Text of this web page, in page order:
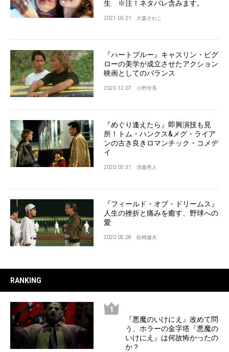
生 ※注！ネタバレ含みます。
2021.03.21 大森さわこ
『ハートブルー』キャスリン・ビグ
ローの美学が成立させたアクション
映画としてのバランス
2023.12.07 小野寺系
『めぐり逢えたら』即興演技も見
所！トム・ハンクス&メグ・ライア
ンの古き良きロマンチック・コメデ
イ
2020.03.31 清藤秀人
『フィールド・オブ・ドリームス』
人生の挫折と痛みを癒す、野球への
愛
2020.05.28 松崎健夫
RANKING
『悪魔のいけにえ』改めて問
う、ホラーの金字塔『悪魔の
いけにえ』は何故怖かったの
か？